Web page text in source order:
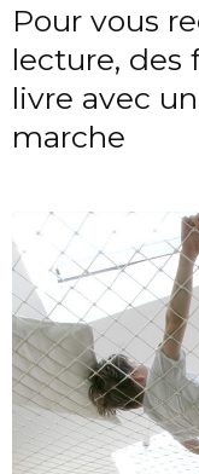
Pour vous
lecture, des
livre avec
marche